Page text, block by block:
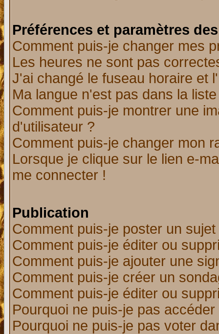
Préférences et paramètres
Comment puis-je changer mes
Les heures ne sont pas
J'ai changé le fuseau horaire et
Ma langue n'est pas dans la
Comment puis-je montrer une
d'utilisateur ?
Comment puis-je changer mon
Lorsque je clique sur le lien e-
me connecter !
Publication
Comment puis-je poster un
Comment puis-je éditer ou
Comment puis-je ajouter une
Comment puis-je créer un
Comment puis-je éditer ou
Pourquoi ne puis-je pas
Pourquoi ne puis-je pas voter